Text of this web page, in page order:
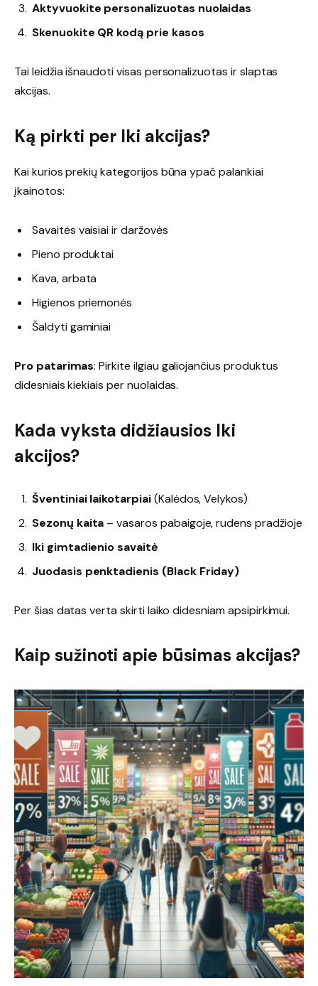
Aktyvuokite personalizuotas nuolaidas
Skenuokite QR kodą prie kasos
Tai leidžia išnaudoti visas personalizuotas ir slaptas
akcijas.
Ką pirkti per Iki akcijas?
Kai kurios prekių kategorijos būna ypač palankiai
įkainotos:
Savaitės vaisiai ir daržovės
Pieno produktai
Kava, arbata
Higienos priemonės
Šaldyti gaminiai
Pro patarimas: Pirkite ilgiau galiojančius produktus
didesniais kiekiais per nuolaidas.
Kada vyksta didžiausios Iki
akcijos?
Šventiniai laikotarpiai(Kalėdos, Velykos)
Sezonų kaita – vasaros pabaigoje, rudens pradžioje
Iki gimtadienio savaitė
Juodasis penktadienis (Black Friday)
Per šias datas verta skirti laiko didesniam apsipirkimui.
Kaip sužinoti apie būsimas akcijas?